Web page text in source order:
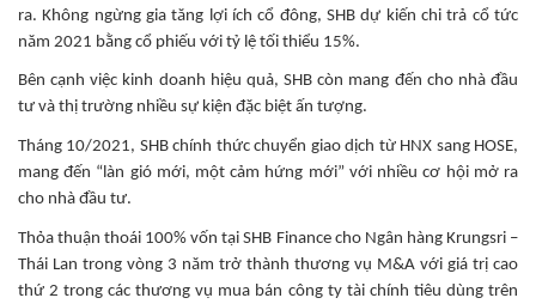
ra. Không ngừng gia tăng lợi ích cổ đông, SHB dự kiến chi trả cổ tức
năm 2021 bằng cổ phiếu với tỷ lệ tối thiểu 15%.
Bên cạnh việc kinh doanh hiệu quả, SHB còn mang đến cho nhà đầu
tư và thị trường nhiều sự kiện đặc biệt ấn tượng.
Tháng 10/2021, SHB chính thức chuyển giao dịch từ HNX sang HOSE,
mang đến “làn gió mới, một cảm hứng mới” với nhiều cơ hội mở ra
cho nhà đầu tư.
Thỏa thuận thoái 100% vốn tại SHB Finance cho Ngân hàng Krungsri –
Thái Lan trong vòng 3 năm trở thành thương vụ M&A với giá trị cao
thứ 2 trong các thương vụ mua bán công ty tài chính tiêu dùng trên